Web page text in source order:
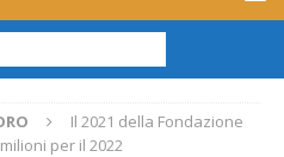
Il 2021 della Fondazione
per il 2022